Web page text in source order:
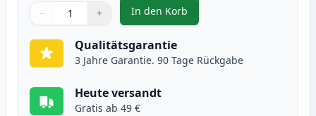
Verwenden Sie die Tasten, um anzupassen
− +
1
In den Korb
, 2 stück Canon 715 schwarz
Qualitätsgarantie
3 Jahre Garantie. 90 Tage Rückgabe
Heute versandt
Gratis ab 49 €